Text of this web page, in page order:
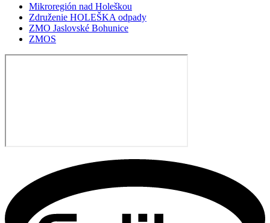
Mikroregión nad Holeškou
Združenie HOLEŠKA odpady
ZMO Jaslovské Bohunice
ZMOS